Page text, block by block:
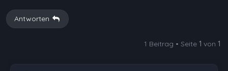
Antworten
1 Beitrag • Seite 1 von 1